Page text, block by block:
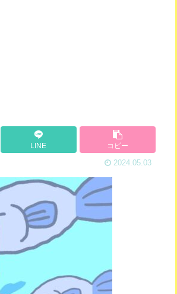
LINE コピー
2024.05.03